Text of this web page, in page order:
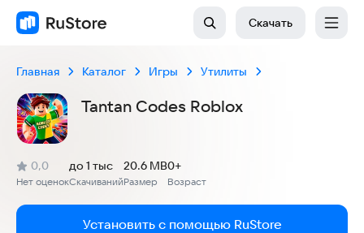
Скачать
Главная Каталог Игры Утилиты
Tantan Codes Roblox
Рейтинг:
0,0
(
Нет оценок
)
Скачиваний
до 1 тыс
Размер
20.6 MB
Возраст
0+
Установить с помощью RuStore